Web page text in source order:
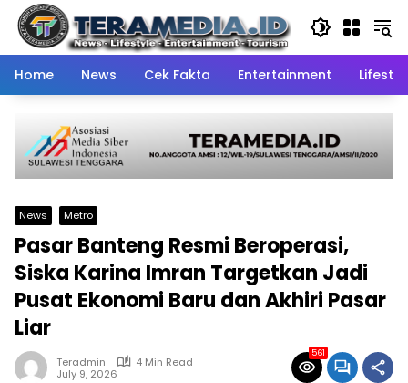
Skip
content
Home
News Cek Fakta Entertainment
News Metro
Pasar Banteng Resmi Beroperasi,
Siska Karina Imran Targetkan Jadi
Pusat Ekonomi Baru dan Akhiri Pasar
Liar
Teradmin
4 Min Read
July 9, 2026
561